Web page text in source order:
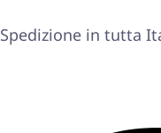
Spedizione in tutta